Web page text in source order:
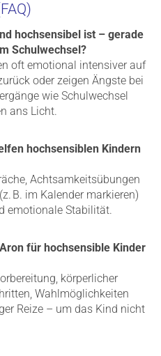
hochsensibel ist – gerade
Schulwechsel?
oft emotional intensiver auf
oder zeigen Ängste bei
wie Schulwechsel
ans Licht.
hochsensiblen Kindern
Achtsamkeitsübungen
B. im Kalender markieren)
emotionale Stabilität.
für hochsensible Kinder
körperlicher
Wahlmöglichkeiten
Reize – um das Kind nicht